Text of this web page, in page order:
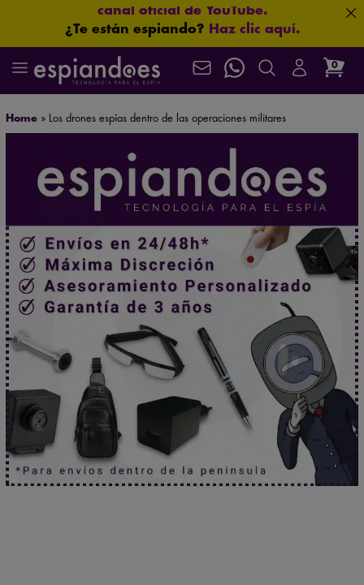
Home» Los drones espías dentro de las operaciones militares
¿Te están espiando? Haz clic aquí.
La ubicación nunca miente.Haz clic aquí.
¿Necesitas asesoramiento especializado?
Habla ahoracon nuestros expertos.
Haz clic aquí.
Asistencia postventa garantizada de por vida
¿Y si ya te están vigilando?
Haz clic aquí.
Máxima confidencialidad: paquetes neutros que
protegen su privacidad
Mira sin ser visto.Haz clic aquí.
Protección total para tus conversaciones.
Haz clic aquí.
Más seguridad para ti: 3 años de garantía.
Aprueba cualquier examen.
Haz clic aquí.
Tamaño mini. Prestaciones de gigante.
Haz clic aquí.
Envío gratuito en pedidos superiores a 60 €
¿Seguro que no hablan de ti?
Haz clic aquí.
Mira nuestros productos en acción en el
canal oficial de YouTube